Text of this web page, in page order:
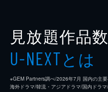
見放題作品数
U-NEXTとは
※GEM Partners調べ/2026年7⽉ 国内の主
海外ドラマ/韓流・アジアドラマ/国内ドラ